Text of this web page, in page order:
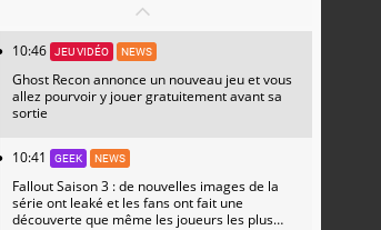
10:46 JEU VIDÉO NEWS
Ghost Recon annonce un nouveau jeu et vous
allez pourvoir y jouer gratuitement avant sa
sortie
10:41 GEEK NEWS
Fallout Saison 3 : de nouvelles images de la
série ont leaké et les fans ont fait une
découverte que même les joueurs les plus